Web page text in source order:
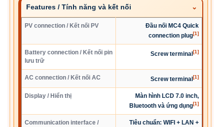
Features / Tính năng và kết nối
PV connection / Kết nối PV
Đầu nối MC4 Quick
connection plug[1]
Battery connection / Kết nối pin
lưu trữ
Screw terminal [1]
AC connection / Kết nối AC Screw terminal [1]
Display / Hiển thị
Màn hình LCD 7.0 inch,
Bluetooth và ứng dụng[1]
Communication interface /
Tiêu chuẩn: WIFI + LAN +